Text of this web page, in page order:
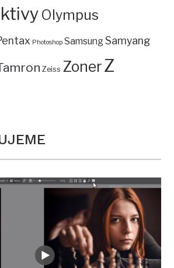
Olympus
Photoshop SamsungSamyang
Zeiss ZonerZ